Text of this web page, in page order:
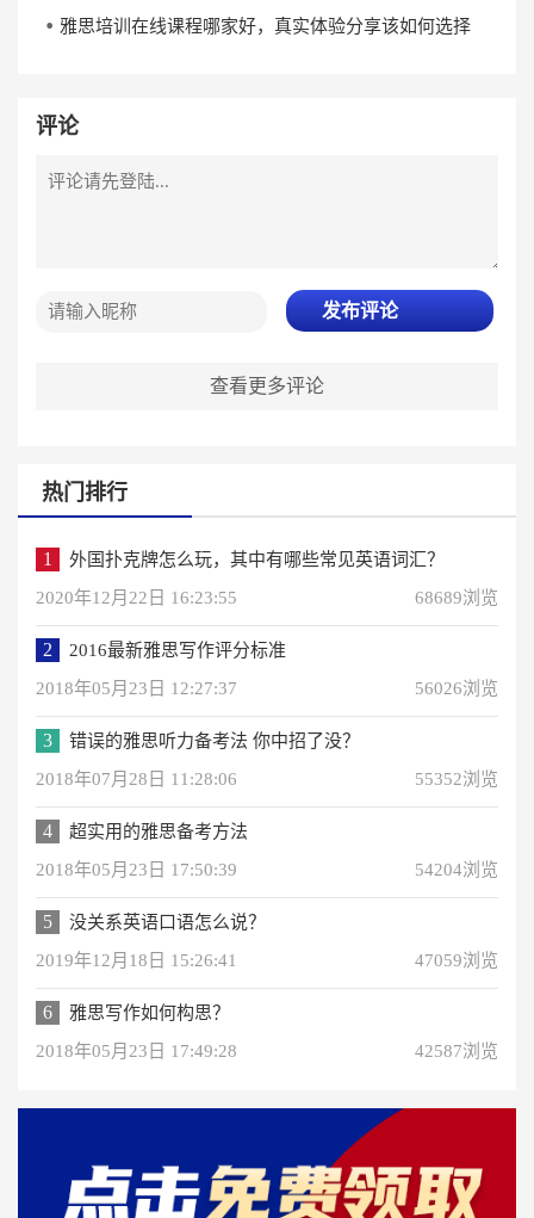
雅思培训在线课程哪家好，真实体验分享该如何选择
评论
发布评论
查看更多评论
热门排行
1
外国扑克牌怎么玩，其中有哪些常见英语词汇？
2020年12月22日 16:23:55
68689浏览
2
2016最新雅思写作评分标准
2018年05月23日 12:27:37
56026浏览
3
错误的雅思听力备考法 你中招了没？
2018年07月28日 11:28:06
55352浏览
4
超实用的雅思备考方法
2018年05月23日 17:50:39
54204浏览
5
没关系英语口语怎么说？
2019年12月18日 15:26:41
47059浏览
6
雅思写作如何构思？
2018年05月23日 17:49:28
42587浏览